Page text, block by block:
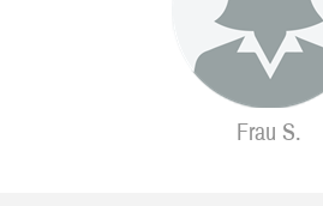
Frau S.